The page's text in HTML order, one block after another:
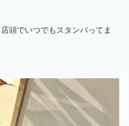
頭でいつでもスタンバってま